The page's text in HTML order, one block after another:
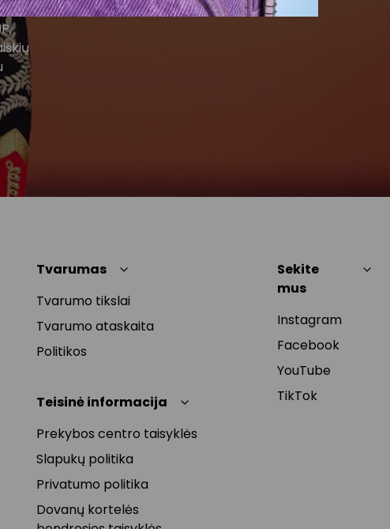
Tvarumas
Tvarumo tikslai
Tvarumo ataskaita
Politikos
Teisinė informacija
Prekybos centro taisyklės
Slapukų politika
Privatumo politika
Dovanų kortelės
Sekite
mus
Instagram
Facebook
YouTube
TikTok